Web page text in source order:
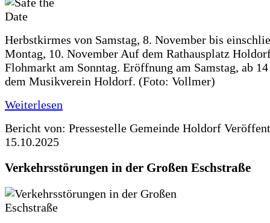
Herbstkirmes von Samstag, 8. November bis
Montag, 10. November Auf dem Rathausplatz
Flohmarkt am Sonntag. Eröffnung am Samstag, ab
dem Musikverein Holdorf. (Foto: Vollmer)
Weiterlesen
Bericht von: Pressestelle Gemeinde Holdorf
15.10.2025
Verkehrsstörungen in der Großen Eschstraße